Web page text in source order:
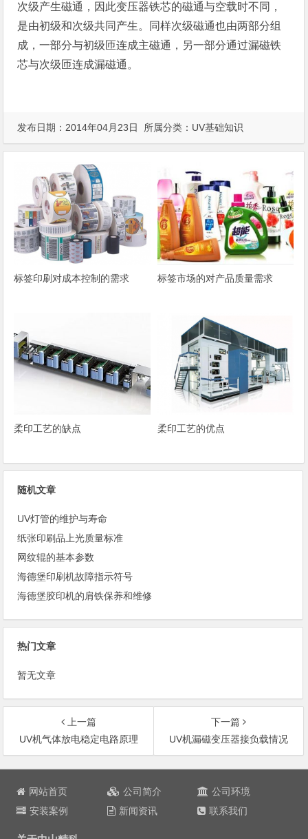
次级产生磁通，因此变压器铁芯的磁通与空载时不同，
是由初级和次级共同产生。同样次级磁通也由两部分组
成，一部分与初级匝连成主磁通，另一部分通过漏磁铁
芯与次级匝连成漏磁通。
发布日期：2014年04月23日 所属分类： UV基础知识
标签印刷对成本控制的需求 标签市场的对产品质量需求
柔印工艺的缺点 柔印工艺的优点
随机文章
UV灯管的维护与寿命
纸张印刷品上光质量标准
网纹辊的基本参数
海德堡印刷机故障指示符号
海德堡胶印机的肩铁保养和维修
热门文章
暂无文章
上一篇
UV机气体放电稳定电路原理
下一篇
UV机漏磁变压器接负载情况
文
网站首页 公司简介
公司环境
安装案例
新闻资讯 联系我们